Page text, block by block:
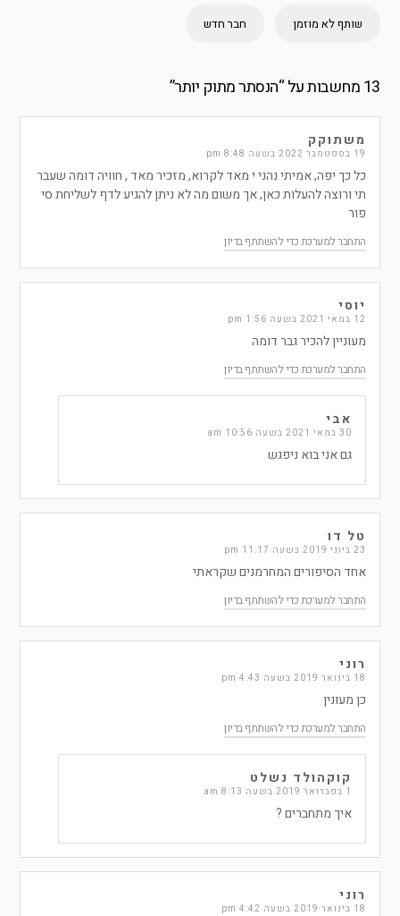
שותף לא מוזמן חבר חדש
13 מחשבות על “ הנסתר מתוק יותר”
משתוקק
19 בספטמבר 2022 בשעה 8:48 pm
כל כך יפה, אמיתי נהני י מאד לקרוא, מזכיר מאד , חוויה דומה שעבר
תי ורוצה להעלות כאן, אך משום מה לא ניתן להגיע לדף לשליחת סי
פור
התחבר למערכת כדי להשתתף בדיון
יוסי
12 במאי 2021 בשעה 1:56 pm
מעוניין להכיר גבר דומה
התחבר למערכת כדי להשתתף בדיון
אבי
30 במאי 2021 בשעה 10:56 am
גם אני בוא ניפגש
טל דו
23 ביוני 2019 בשעה 11:17 pm
אחד הסיפורים המחרמנים שקראתי
התחבר למערכת כדי להשתתף בדיון
רוני
18 בינואר 2019 בשעה 4:43 pm
כן מעונין
התחבר למערכת כדי להשתתף בדיון
קוקהולד נשלט
1 בפברואר 2019 בשעה 8:13 am
איך מתחברים ?
רוני
18 בינואר 2019 בשעה 4:42 pm